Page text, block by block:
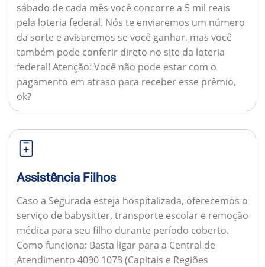
sábado de cada mês você concorre a 5 mil reais
pela loteria federal. Nós te enviaremos um número
da sorte e avisaremos se você ganhar, mas você
também pode conferir direto no site da loteria
federal! Atenção: Você não pode estar com o
pagamento em atraso para receber esse prêmio,
ok?
Assistência Filhos
Caso a Segurada esteja hospitalizada, oferecemos o
serviço de babysitter, transporte escolar e remoção
médica para seu filho durante período coberto.
Como funciona: Basta ligar para a Central de
Atendimento 4090 1073 (Capitais e Regiões